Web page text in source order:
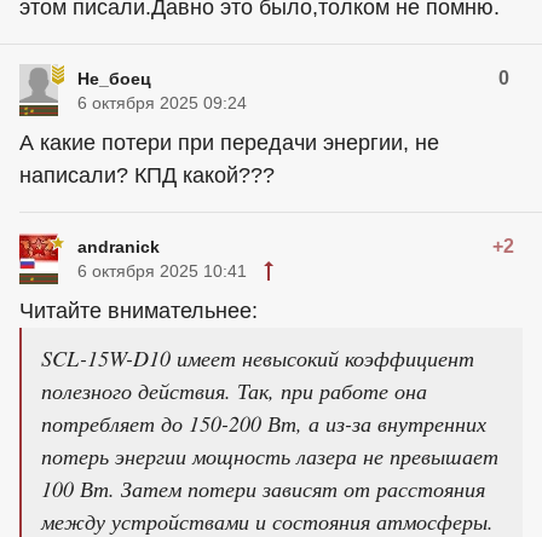
этом писали.Давно это было,толком не помню.
Не_боец 0
6 октября 2025 09:24
А какие потери при передачи энергии, не
написали? КПД какой???
andranick +2
6 октября 2025 10:41
Читайте внимательнее:
SCL-15W-D10 имеет невысокий коэффициент
полезного действия. Так, при работе она
потребляет до 150-200 Вт, а из-за внутренних
потерь энергии мощность лазера не превышает
100 Вт. Затем потери зависят от расстояния
между устройствами и состояния атмосферы.